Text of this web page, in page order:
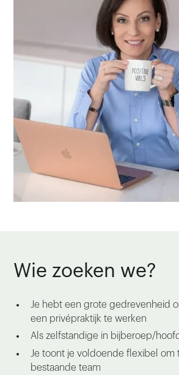
Wie zoeken we?
Je hebt een grote gedrevenheid
een privépraktijk te werken
Als zelfstandige in bijberoep/
Je toont je voldoende flexibel om
bestaande team